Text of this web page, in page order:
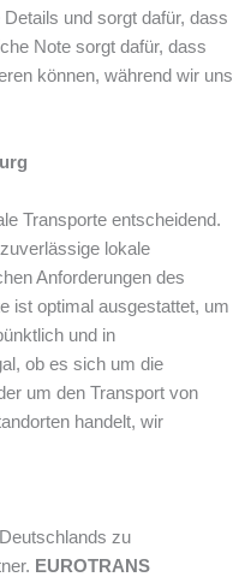
und sorgt dafür, dass
Note sorgt dafür, dass
können, während wir uns
Transporte entscheidend.
lokale
Anforderungen des
ist optimal ausgestattet, um
und in
ob es sich um die
um den Transport von
handelt, wir
zu
EUROTRANS